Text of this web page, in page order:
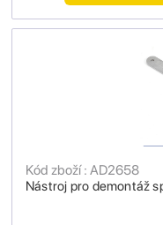
Nástroj pro demontáž
Kód zboží : AD2658